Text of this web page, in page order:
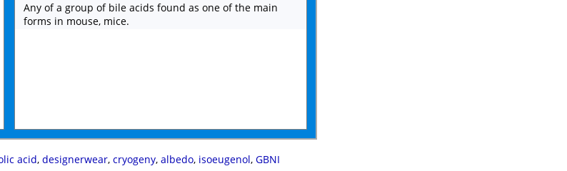
Any of a group of bile acids found as one of the main
forms in mouse, mice.
acid, designerwear, cryogeny, albedo, isoeugenol, GBNI